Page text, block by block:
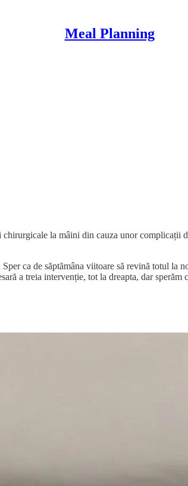
Meal Planning
la mâini din cauza unor complicații
ca de săptămâna viitoare să revină totul
a treia intervenție, tot la dreapta, dar sperăm